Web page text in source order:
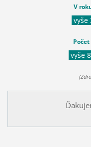
V
vyše
vyše